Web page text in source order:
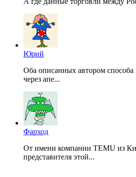
Юрий
Оба описанных автором
через апе...
Фарход
От имени компании TEMU из
представителя этой...